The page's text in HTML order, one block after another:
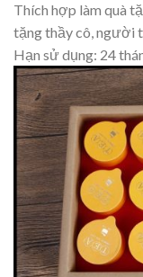
Thích hợp làm quà
tặng thầy cô, người
Hạn sử dụng: 24